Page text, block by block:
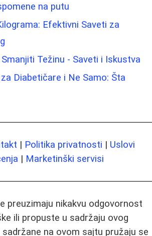
na putu
Efektivni Saveti za
Težinu - Saveti i Iskustva
Diabetičare i Ne Samo: Šta
| Politika privatnosti | Uslovi
| Marketinški servisi
preuzimaju nikakvu odgovornost
ili propuste u sadržaju ovog
na ovom sajtu pružaju se